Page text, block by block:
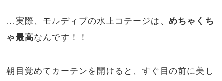
…実際、モルディブの水上コテージは、 めちゃくち
ゃ最高なんです！！
朝目覚めてカーテンを開けると、すぐ目の前に美し